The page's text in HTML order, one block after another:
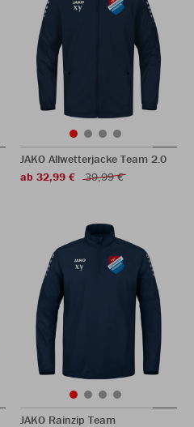
JAKO Allwetterjacke Team 2.0
ab 32,99 €
39,99 €
JAKO Rainzip Team